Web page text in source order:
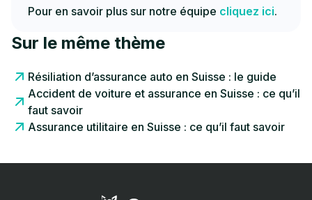
Pour en savoir plus sur notre équipe cliquez ici.
Sur le même thème
Résiliation d’assurance auto en Suisse : le guide
Accident de voiture et assurance en Suisse : ce qu’il
faut savoir
Assurance utilitaire en Suisse : ce qu’il faut savoir